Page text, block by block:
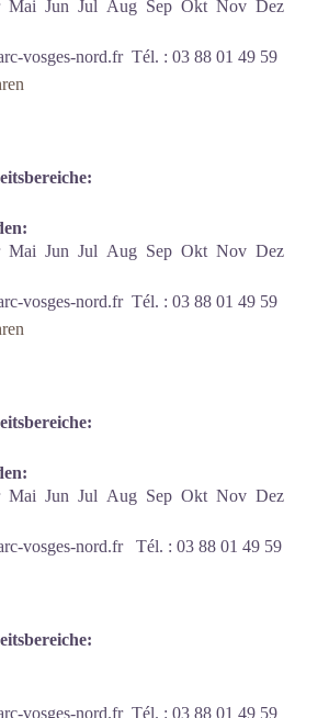
Mai Jun Jul Aug Sep Okt Nov Dez
vosges-nord.frTél. : 03 88 01 49 59
Mai Jun Jul Aug Sep Okt Nov Dez
vosges-nord.frTél. : 03 88 01 49 59
Mai Jun Jul Aug Sep Okt Nov Dez
vosges-nord.frTél. : 03 88 01 49 59
vosges-nord.frTél. : 03 88 01 49 59